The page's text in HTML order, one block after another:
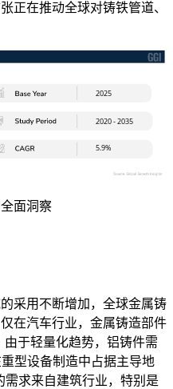
正在推动全球对铸铁管道、
面洞察
采用不断增加，全球金属铸
在汽车行业，金属铸造部件
由于轻量化趋势，铝铸件需
型设备制造中占据主导地
需求来自建筑行业，特别是